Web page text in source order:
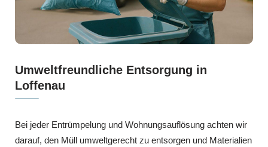
Umweltfreundliche Entsorgung in
Loffenau
Bei jeder Entrümpelung und Wohnungsauflösung achten wir
darauf, den Müll umweltgerecht zu entsorgen und Materialien